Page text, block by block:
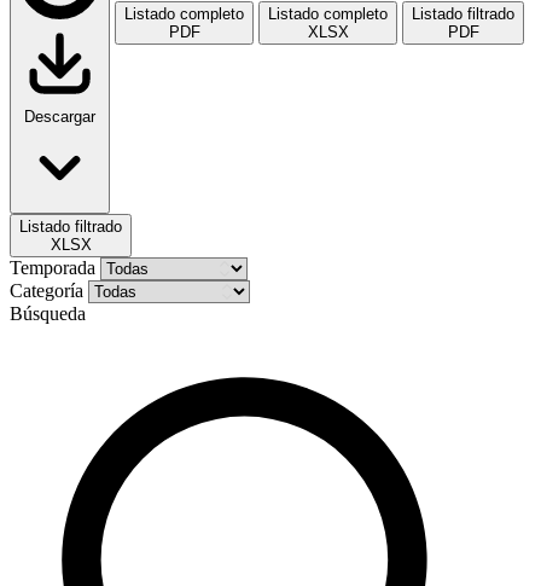
Descargar
Listado completo
PDF
Listado completo
XLSX
Listado filtrado
PDF
Listado filtrado
XLSX
Temporada
Categoría
Búsqueda